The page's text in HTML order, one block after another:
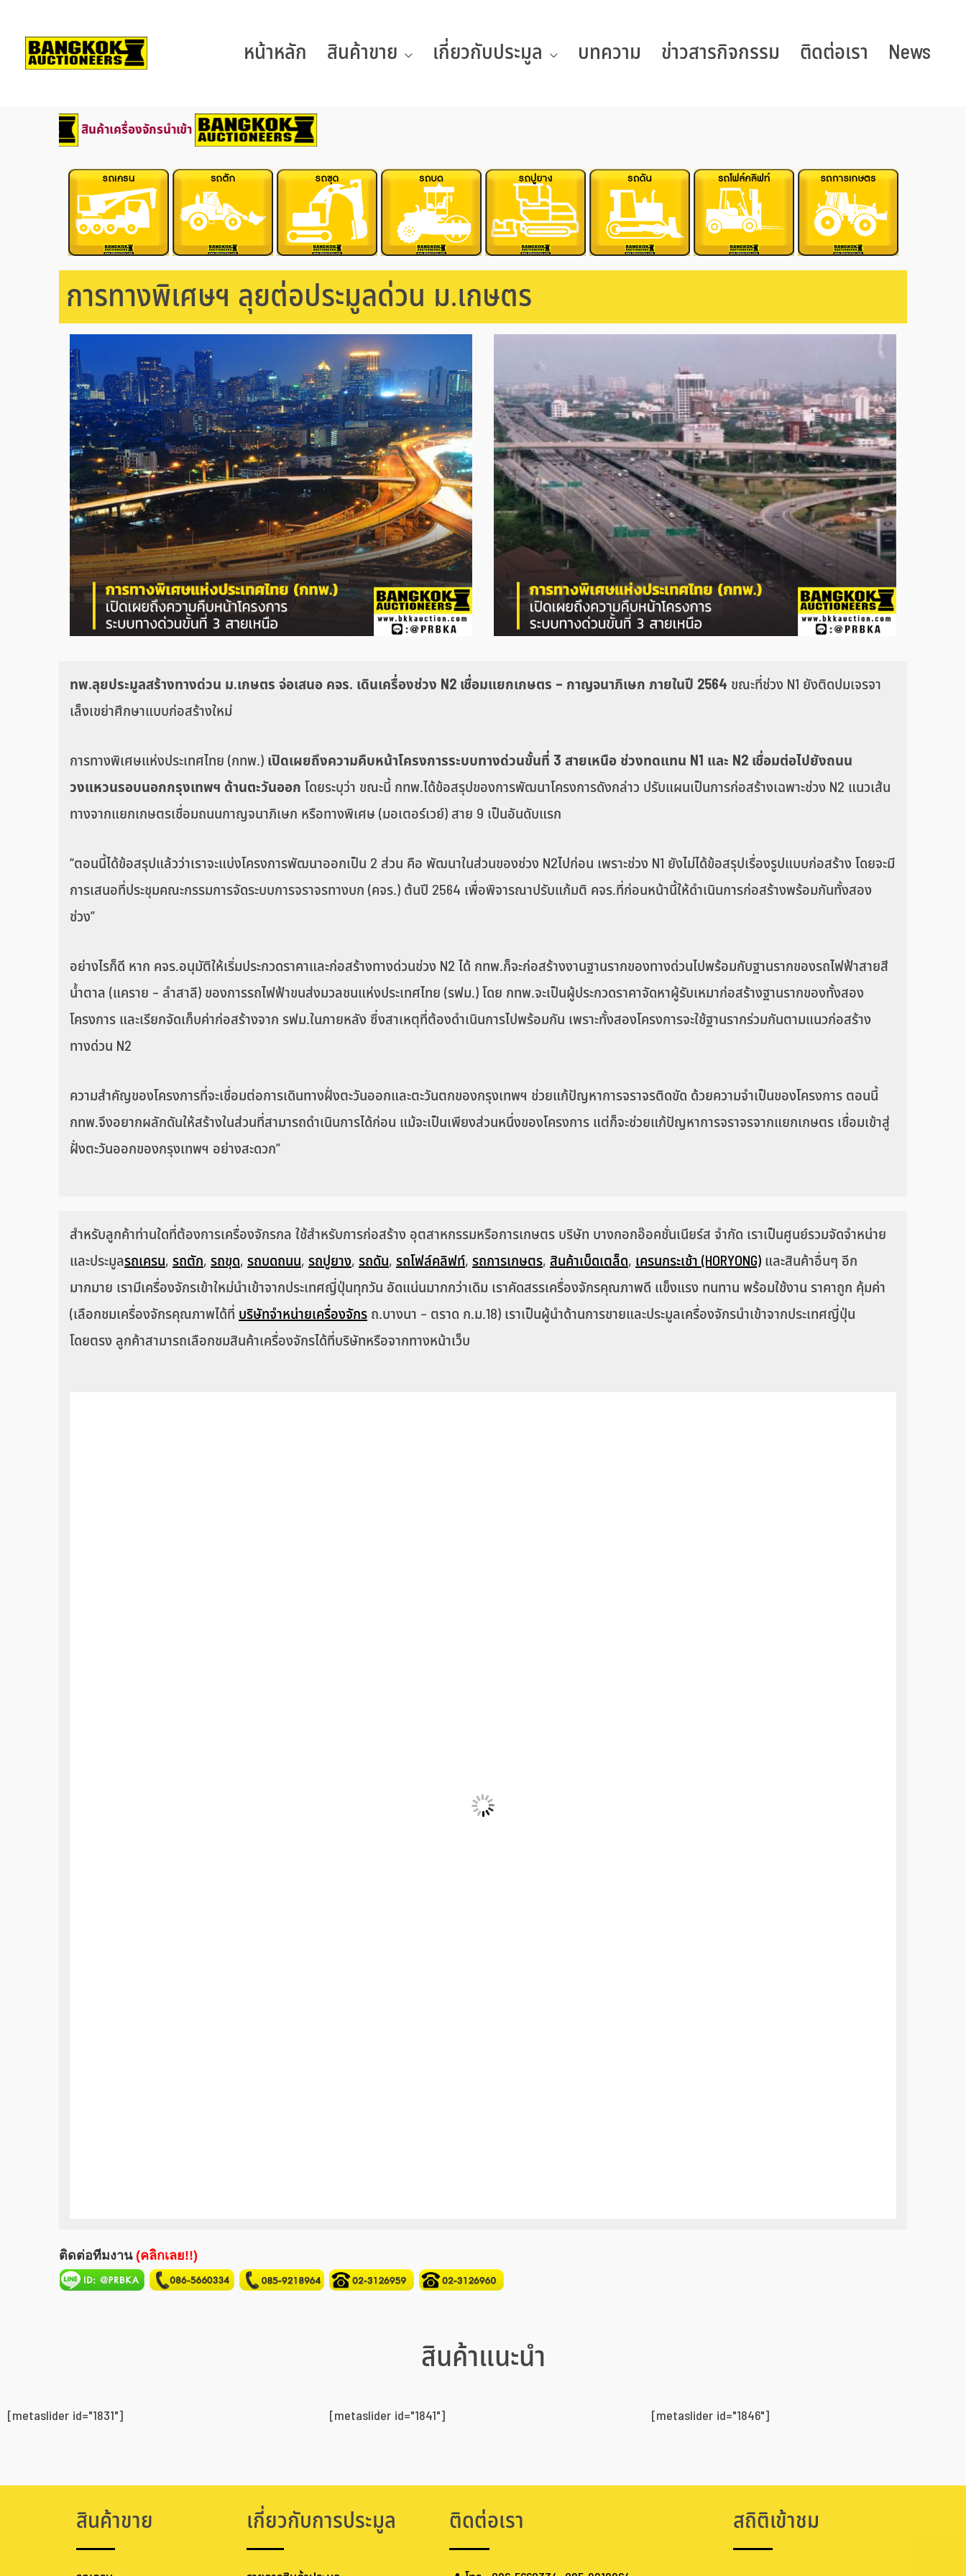
หน้าหลัก สินค้าขาย เกี่ยวกับประมูล บทความ ข่าวสารกิจกรรม ติดต่อเรา News
สินค้าเครื่องจักรนำเข้า
การทางพิเศษฯ ลุยต่อประมูลด่วน ม.เกษตร
ทพ.ลุยประมูลสร้างทางด่วน ม.เกษตร จ่อเสนอ คจร. เดินเครื่องช่วง N2 เชื่อมแยกเกษตร – กาญจนาภิเษก ภายในปี 2564 ขณะที่ช่วง N1 ยังติดปมเจรจา
เล็งเขย่าศึกษาแบบก่อสร้างใหม่
การทางพิเศษแห่งประเทศไทย (กทพ.) เปิดเผยถึงความคืบหน้าโครงการระบบทางด่วนขั้นที่ 3 สายเหนือ ช่วงทดแทน N1 และ N2 เชื่อมต่อไปยังถนน
วงแหวนรอบนอกกรุงเทพฯ ด้านตะวันออก โดยระบุว่า ขณะนี้ กทพ.ได้ข้อสรุปของการพัฒนาโครงการดังกล่าว ปรับแผนเป็นการก่อสร้างเฉพาะช่วง N2 แนวเส้น
ทางจากแยกเกษตรเชื่อมถนนกาญจนาภิเษก หรือทางพิเศษ (มอเตอร์เวย์) สาย 9 เป็นอันดับแรก
“ตอนนี้ได้ข้อสรุปแล้วว่าเราจะแบ่งโครงการพัฒนาออกเป็น 2 ส่วน คือ พัฒนาในส่วนของช่วง N2ไปก่อน เพราะช่วง N1 ยังไม่ได้ข้อสรุปเรื่องรูปแบบก่อสร้าง โดยจะมี
การเสนอที่ประชุมคณะกรรมการจัดระบบการจราจรทางบก (คจร.) ต้นปี 2564 เพื่อพิจารณาปรับแก้มติ คจร.ที่ก่อนหน้านี้ให้ดำเนินการก่อสร้างพร้อมกันทั้งสอง
ช่วง”
อย่างไรก็ดี หาก คจร.อนุมัติให้เริ่มประกวดราคาและก่อสร้างทางด่วนช่วง N2 ได้ กทพ.ก็จะก่อสร้างงานฐานรากของทางด่วนไปพร้อมกับฐานรากของรถไฟฟ้าสายสี
น้ำตาล (แคราย – ลำสาลี) ของการรถไฟฟ้าขนส่งมวลชนแห่งประเทศไทย (รฟม.) โดย กทพ.จะเป็นผู้ประกวดราคาจัดหาผู้รับเหมาก่อสร้างฐานรากของทั้งสอง
โครงการ และเรียกจัดเก็บค่าก่อสร้างจาก รฟม.ในภายหลัง ซึ่งสาเหตุที่ต้องดำเนินการไปพร้อมกัน เพราะทั้งสองโครงการจะใช้ฐานรากร่วมกันตามแนวก่อสร้าง
ทางด่วน N2
ความสำคัญของโครงการที่จะเชื่อมต่อการเดินทางฝั่งตะวันออกและตะวันตกของกรุงเทพฯ ช่วยแก้ปัญหาการจราจรติดขัด ด้วยความจำเป็นของโครงการ ตอนนี้
กทพ.จึงอยากผลักดันให้สร้างในส่วนที่สามารถดำเนินการได้ก่อน แม้จะเป็นเพียงส่วนหนึ่งของโครงการ แต่ก็จะช่วยแก้ปัญหาการจราจรจากแยกเกษตร เชื่อมเข้าสู่
ฝั่งตะวันออกของกรุงเทพฯ อย่างสะดวก”
สำหรับลูกค้าท่านใดที่ต้องการเครื่องจักรกล ใช้สำหรับการก่อสร้าง อุตสาหกรรมหรือการเกษตร บริษัท บางกอกอ๊อคชั่นเนียร์ส จำกัด เราเป็นศูนย์รวมจัดจำหน่าย
และประมูลรถเครน, รถตัก, รถขุด, รถบดถนน, รถปูยาง, รถดัน, รถโฟล์คลิฟท์, รถการเกษตร, สินค้าเบ็ดเตล็ด, เครนกระเช้า (HORYONG) และสินค้าอื่นๆ อีก
มากมาย เรามีเครื่องจักรเข้าใหม่นำเข้าจากประเทศญี่ปุ่นทุกวัน อัดแน่นมากกว่าเดิม เราคัดสรรเครื่องจักรคุณภาพดี แข็งแรง ทนทาน พร้อมใช้งาน ราคาถูก คุ้มค่า
(เลือกชมเครื่องจักรคุณภาพได้ที่ บริษัทจำหน่ายเครื่องจักร ถ.บางนา – ตราด ก.ม.18) เราเป็นผู้นำด้านการขายและประมูลเครื่องจักรนำเข้าจากประเทศญี่ปุ่น
โดยตรง ลูกค้าสามารถเลือกชมสินค้าเครื่องจักรได้ที่บริษัทหรือจากทางหน้าเว็บ
ติดต่อทีมงาน (คลิกเลย!!)
สินค้าแนะนำ
[metaslider id="1831"] [metaslider id="1841"] [metaslider id="1846"]
สินค้าขาย เกี่ยวกับการประมูล ติดต่อเรา สถิติเข้าชม